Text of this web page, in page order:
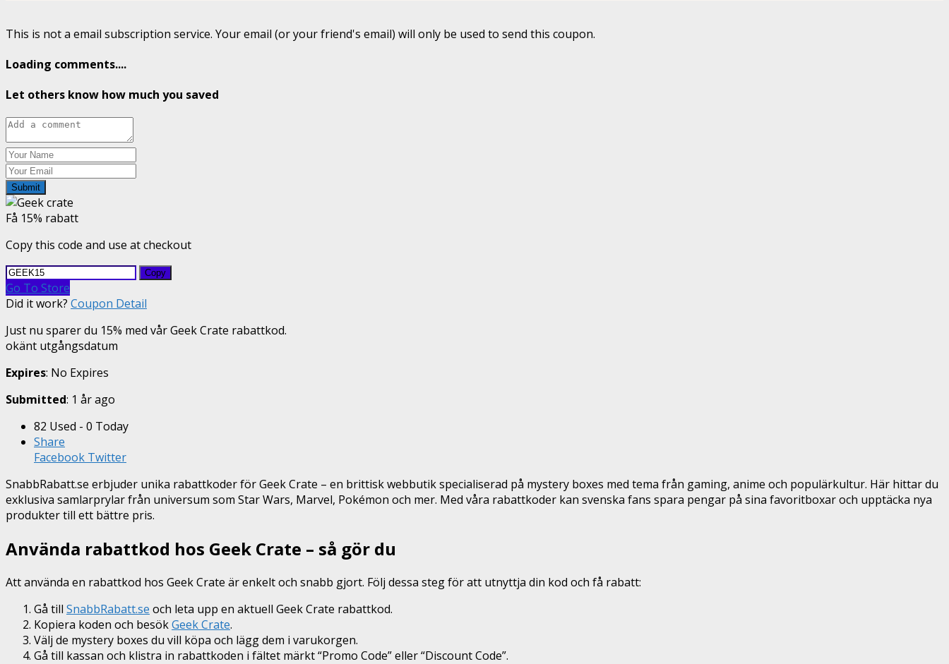
This is not a email subscription service. Your email (or your friend's email) will only be used to send this coupon.
Loading comments....
Let others know how much you saved
Submit
Få 15% rabatt
Copy this code and use at checkout
Copy
Go To Store
Did it work? Coupon Detail
Just nu sparer du 15% med vår Geek Crate rabattkod.
okänt utgångsdatum
Expires: No Expires
Submitted: 1 år ago
82 Used - 0 Today
Share
Facebook Twitter
SnabbRabatt.se erbjuder unika rabattkoder för Geek Crate – en brittisk webbutik specialiserad på mystery boxes med tema från gaming, anime och populärkultur. Här hittar du
exklusiva samlarprylar från universum som Star Wars, Marvel, Pokémon och mer. Med våra rabattkoder kan svenska fans spara pengar på sina favoritboxar och upptäcka nya
produkter till ett bättre pris.
Använda rabattkod hos Geek Crate – så gör du
Att använda en rabattkod hos Geek Crate är enkelt och snabb gjort. Följ dessa steg för att utnyttja din kod och få rabatt:
Gå till SnabbRabatt.se och leta upp en aktuell Geek Crate rabattkod.
Kopiera koden och besökGeek Crate.
Välj de mystery boxes du vill köpa och lägg dem i varukorgen.
Gå till kassan och klistra in rabattkoden i fältet märkt “Promo Code” eller “Discount Code”.